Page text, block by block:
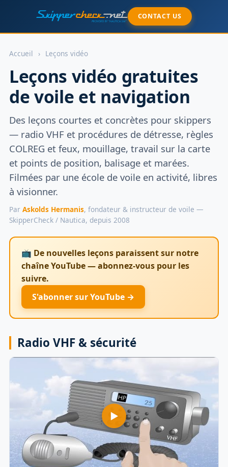
CONTACT US
Accueil › Leçons vidéo
Leçons vidéo gratuites
de voile et navigation
Des leçons courtes et concrètes pour skippers
— radio VHF et procédures de détresse, règles
COLREG et feux, mouillage, travail sur la carte
et points de position, balisage et marées.
Filmées par une école de voile en activité, libres
à visionner.
Par Askolds Hermanis, fondateur & instructeur de voile —
SkipperCheck / Nautica, depuis 2008
📺 De nouvelles leçons paraissent sur notre
chaîne YouTube — abonnez-vous pour les
suivre.
S'abonner sur YouTube →
Radio VHF & sécurité